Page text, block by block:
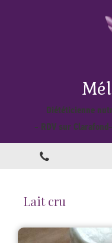
Diététicienne
- RDV sur
Lait cru